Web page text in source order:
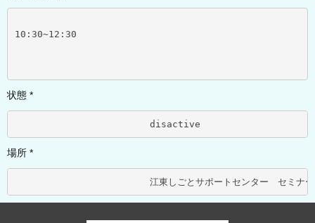
10:30~12:30
状態 *
場所 *